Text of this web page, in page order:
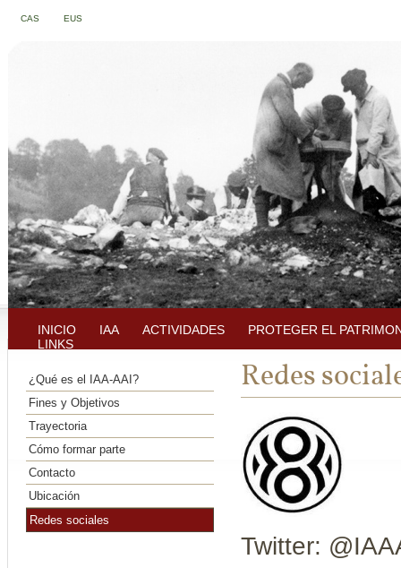
INICIO IAA ACTIVIDADES
PROTEGER EL
LINKS
CAS EUS
¿Qué es el IAA-AAI?
Fines y Objetivos
Trayectoria
Cómo formar parte
Contacto
Ubicación
Redes sociales
Redes
Twitter: